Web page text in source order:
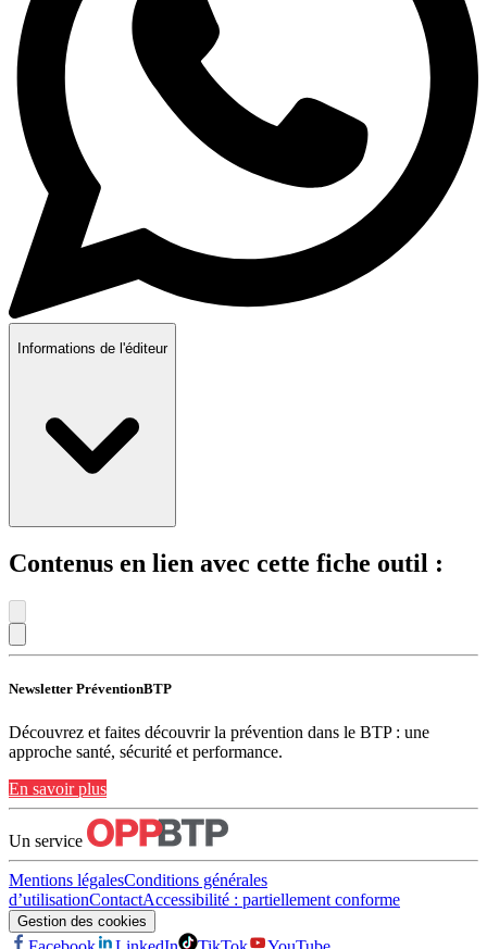
Informations de l'éditeur
Contenus en lien avec cette fiche outil :
Newsletter PréventionBTP
Découvrez et faites découvrir la prévention dans le BTP : une
approche santé, sécurité et performance.
En savoir plus
Un service
Mentions légalesConditions générales
d’utilisationContactAccessibilité : partiellement conforme
Gestion des cookies